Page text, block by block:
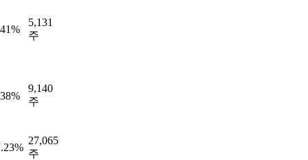
5,131
주
9,140
주
27,065
주